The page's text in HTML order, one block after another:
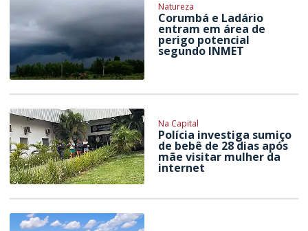
Natureza
Corumbá e Ladário
entram em área de
perigo potencial
segundo INMET
Na Capital
Polícia investiga sumiço
de bebê de 28 dias após
mãe visitar mulher da
internet